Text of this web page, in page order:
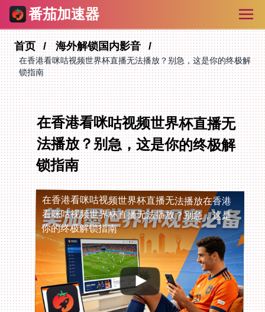
番茄加速器
首页 海外解锁国内影音
在香港看咪咕视频世界杯直播无法播放？别急，这是你的终极解
锁指南
在香港看咪咕视频世界杯直播无
法播放？别急，这是你的终极解
锁指南
在香港看咪咕视频世界杯直播无法播放在香港
看咪咕视频世界杯直播无法播放？别急，这是
你的终极解锁指南